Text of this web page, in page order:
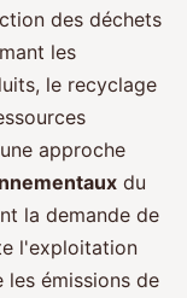
des déchets
les
le recyclage
approche
du
la demande de
l'exploitation
les émissions de